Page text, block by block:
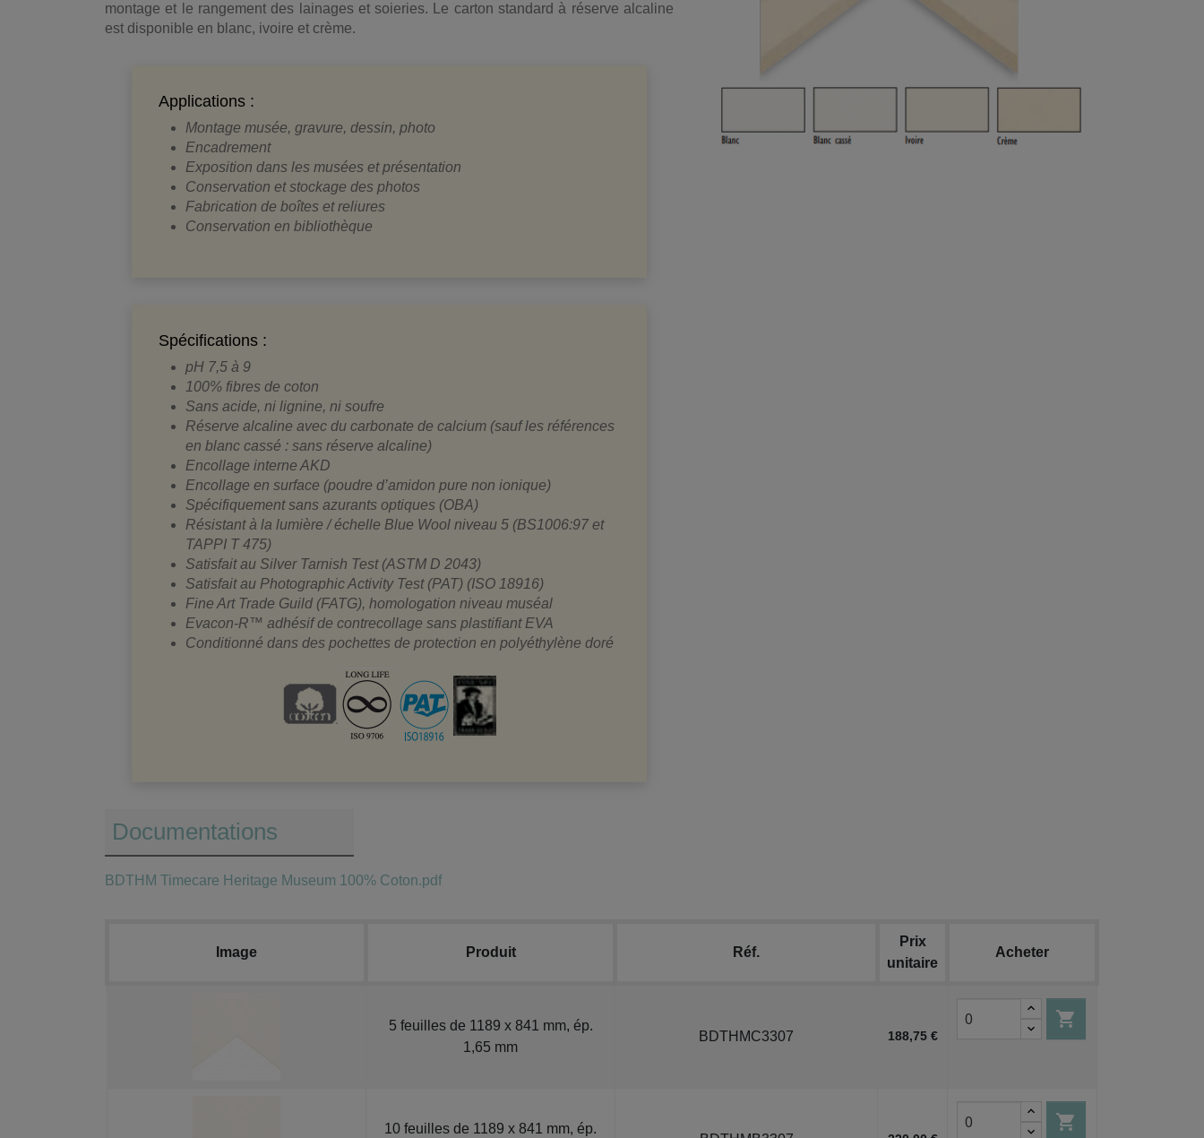
montage et le rangement des lainages et soieries. Le carton standard à réserve alcaline
est disponible en blanc, ivoire et crème.
Applications :
Montage musée, gravure, dessin, photo
Encadrement
Exposition dans les musées et présentation
Conservation et stockage des photos
Fabrication de boîtes et reliures
Conservation en bibliothèque
Spécifications :
pH 7,5 à 9
100% fibres de coton
Sans acide, ni lignine, ni soufre
Réserve alcaline avec du carbonate de calcium (sauf les références
en blanc cassé : sans réserve alcaline)
Encollage interne AKD
Encollage en surface (poudre d’amidon pure non ionique)
Spécifiquement sans azurants optiques (OBA)
Résistant à la lumière / échelle Blue Wool niveau 5 (BS1006:97 et
TAPPI T 475)
Satisfait au Silver Tarnish Test (ASTM D 2043)
Satisfait au Photographic Activity Test (PAT) (ISO 18916)
Fine Art Trade Guild (FATG), homologation niveau muséal
Evacon-R™ adhésif de contrecollage sans plastifiant EVA
Conditionné dans des pochettes de protection en polyéthylène doré
Documentations
BDTHM Timecare Heritage Museum 100% Coton.pdf
Image Produit Réf.
Prix
unitaire
Acheter
5 feuilles de 1189 x 841 mm, ép.
1,65 mm
BDTHMC3307 188,75 €

10 feuilles de 1189 x 841 mm, ép. 